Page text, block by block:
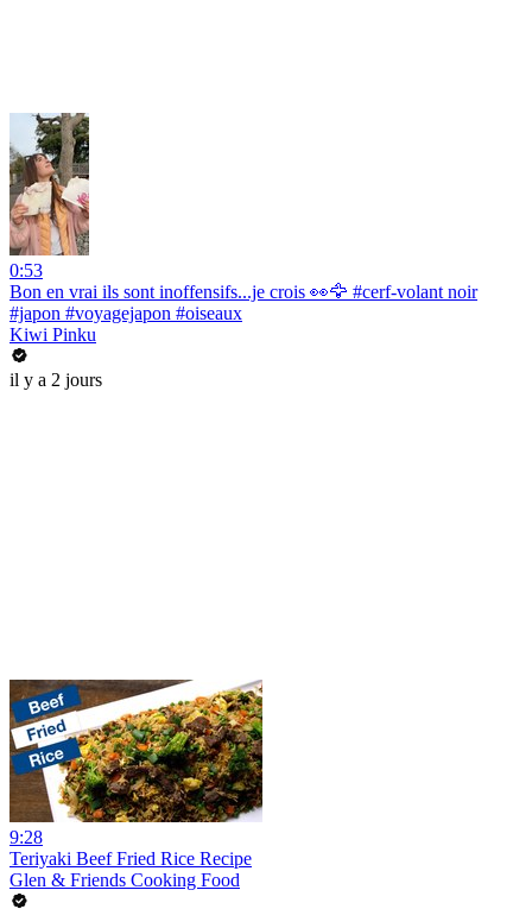
0:53
Bon en vrai ils sont inoffensifs...je crois 👀🦅 #cerf-volant noir
#japon #voyagejapon #oiseaux
Kiwi Pinku
il y a 2 jours
9:28
Teriyaki Beef Fried Rice Recipe
Glen & Friends Cooking Food